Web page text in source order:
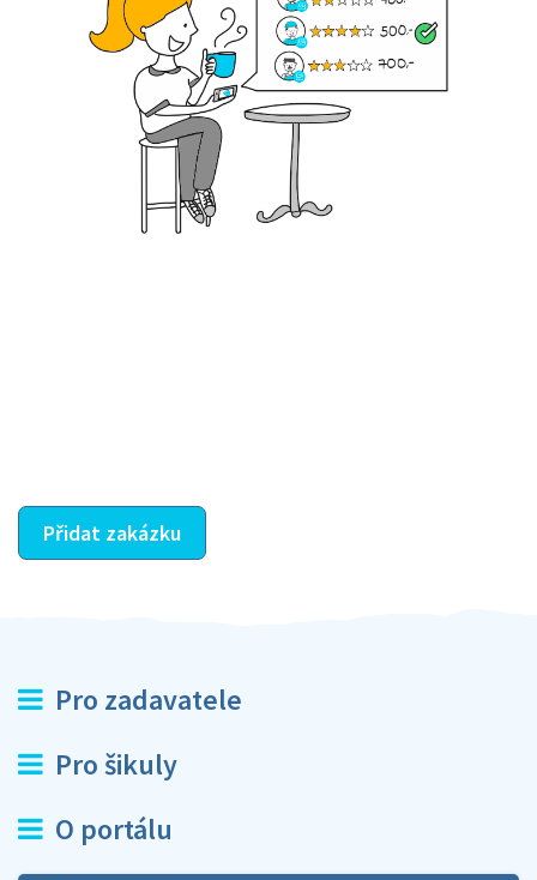
Přidat zakázku
Pro zadavatele
Pro šikuly
O portálu